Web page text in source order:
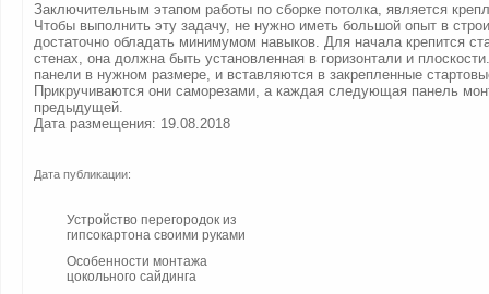
Заключительным этапом работы по сборке потолка, является
Чтобы выполнить эту задачу, не нужно иметь большой опыт в
достаточно обладать минимумом навыков. Для начала крепится
стенах, она должна быть установленная в горизонтали и
панели в нужном размере, и вставляются в закрепленные
Прикручиваются они саморезами, а каждая следующая панель
предыдущей.
Дата размещения: 19.08.2018
Дата публикации:
Устройство перегородок из
гипсокартона своими руками
Особенности монтажа
цокольного сайдинга